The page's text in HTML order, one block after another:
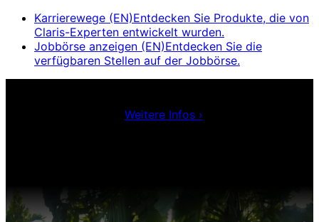
Karrierewege (EN)Entdecken Sie Produkte, die von
Claris-Experten entwickelt wurden.
Jobbörse anzeigen (EN)Entdecken Sie die
verfügbaren Stellen auf der Jobbörse.
Weitere Infos ›